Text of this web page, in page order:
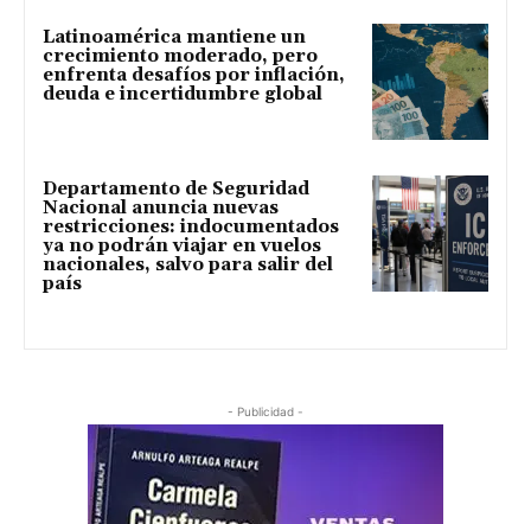
Latinoamérica mantiene un
crecimiento moderado, pero
enfrenta desafíos por inflación,
deuda e incertidumbre global
Departamento de Seguridad
Nacional anuncia nuevas
restricciones: indocumentados
ya no podrán viajar en vuelos
nacionales, salvo para salir del
país
- Publicidad -